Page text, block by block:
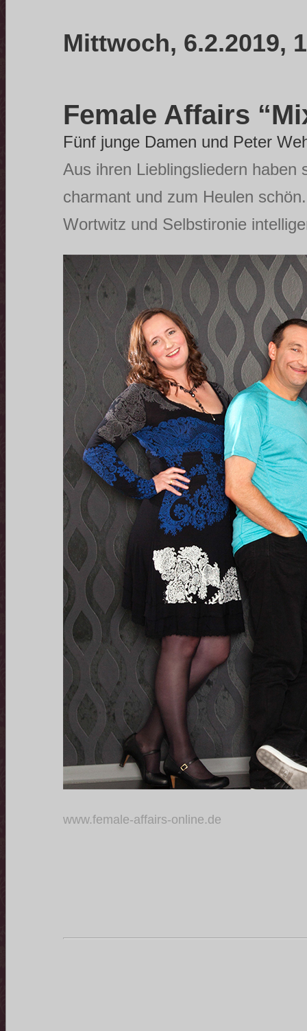
Mittwoch, 6.2.2019,
Female Affairs
Fünf junge Damen und Peter
Aus ihren Lieblingsliedern
charmant und zum Heulen
Wortwitz und Selbstironie
www.female-affairs-online.de